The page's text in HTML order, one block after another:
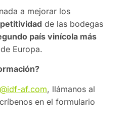
a mejorar los
de las bodegas
país vinícola más
Europa.
af.com, llámanos al
en el formulario